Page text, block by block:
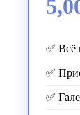
✅ Всё
✅
✅